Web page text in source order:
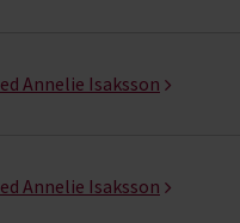
Annelie Isaksson
Annelie Isaksson